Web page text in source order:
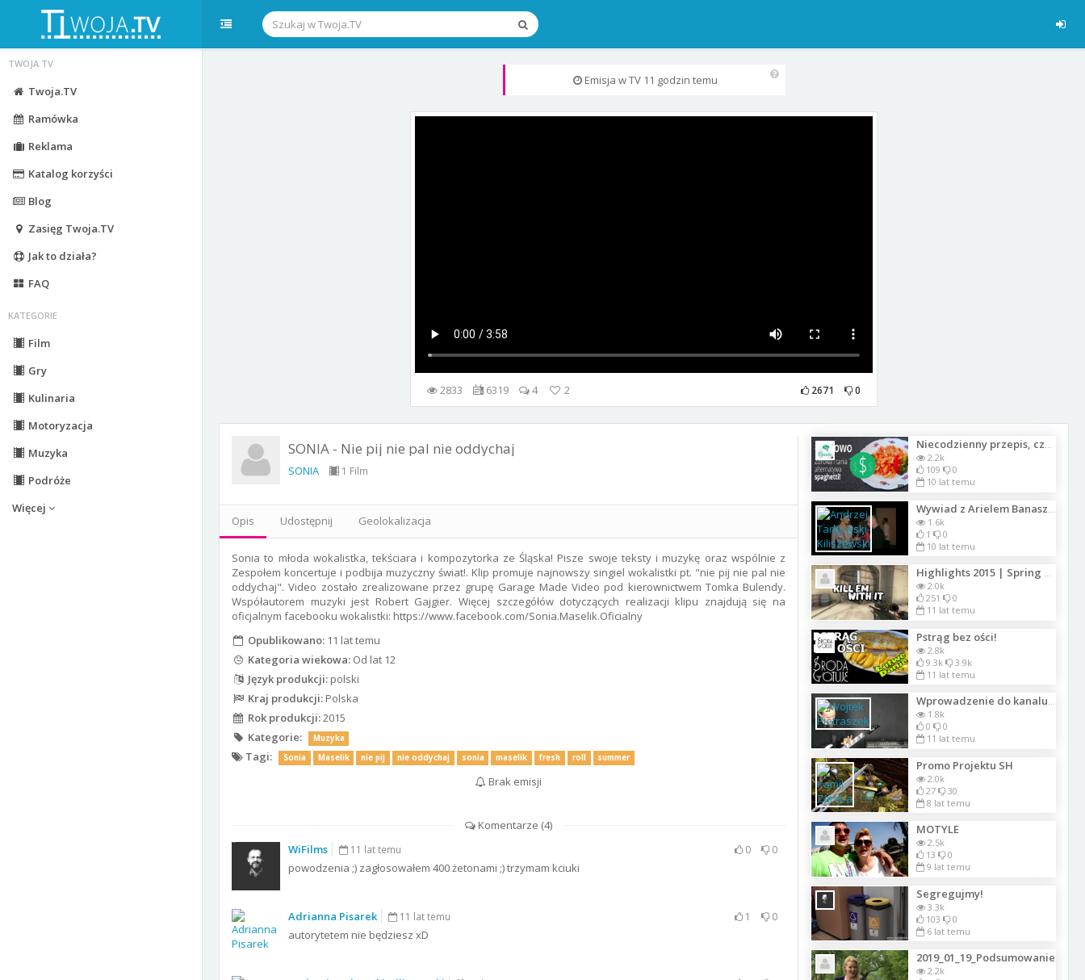
TWOJA.TV
Twoja.TV
Ramówka
Reklama
Katalog korzyści
Blog
Zasięg Twoja.TV
Jak to działa?
FAQ
KATEGORIE
Film
Gry
Kulinaria
Motoryzacja
Muzyka
Podróże
Więcej
Emisja w TV 11 godzin temu
2833 6319 4 2 2671 0
SONIA - Nie pij nie pal nie oddychaj
SONIA 1 Film
Opis Udostępnij Geolokalizacja
Sonia to młoda wokalistka, tekściara i kompozytorka ze Śląska! Pisze swoje teksty i muzykę oraz wspólnie z
Zespołem koncertuje i podbija muzyczny świat!. Klip promuje najnowszy singiel wokalistki pt. "nie pij nie pal nie
oddychaj". Video zostało zrealizowane przez grupę Garage Made Video pod kierownictwem Tomka Bulendy.
Współautorem muzyki jest Robert Gajgier. Więcej szczegółów dotyczących realizacji klipu znajdują się na
oficjalnym facebooku wokalistki: https://www.facebook.com/Sonia.Maselik.Oficialny
Opublikowano: 11 lat temu
Kategoria wiekowa:Od lat 12
Język produkcji:polski
Kraj produkcji:Polska
Rok produkcji:2015
Kategorie:
Muzyka
Tagi: Sonia Maselik nie pij nie oddychaj sonia maselik fresh roll summer
Brak emisji
Komentarze (4)
WiFilms
11 lat temu 0 0
powodzenia ;) zagłosowałem 400 żetonami ;) trzymam kciuki
Adrianna Pisarek 11 lat temu 1 0
autorytetem nie będziesz xD
Niecodzienny przepis, czyli Via Gusto przyrządza zdrowe spaghetti!
2.2k
109
0
10 lat temu
1.6k
1
0
10 lat temu
Highlights 2015 | Spring masters 2 - CS GO
2.0k
251
0
11 lat temu
Pstrąg bez ości!
2.8k
9.3k
3.9k
11 lat temu
Wprowadzenie do kanalu ROCKDAY
1.8k
0
0
11 lat temu
Promo Projektu SH
2.0k
27
30
8 lat temu
MOTYLE
2.5k
13
0
9 lat temu
Segregujmy!
3.3k
103
0
6 lat temu
2019_01_19_Podsumowanie
2.2k